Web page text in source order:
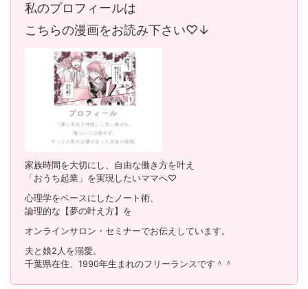
私のプロフィールは
こちらの漫画をお読み下さい♡↓
家族時間を大切にし、自由な働き方を叶え
「おうち起業」を実現したいママへ♡
心理学をベースにしたノート術、
論理的な【夢の叶え方】を
オンラインサロン・セミナーでお伝えしています。
夫と娘2人を溺愛。
千葉県在住、1990年生まれのフリーランスです＾＾